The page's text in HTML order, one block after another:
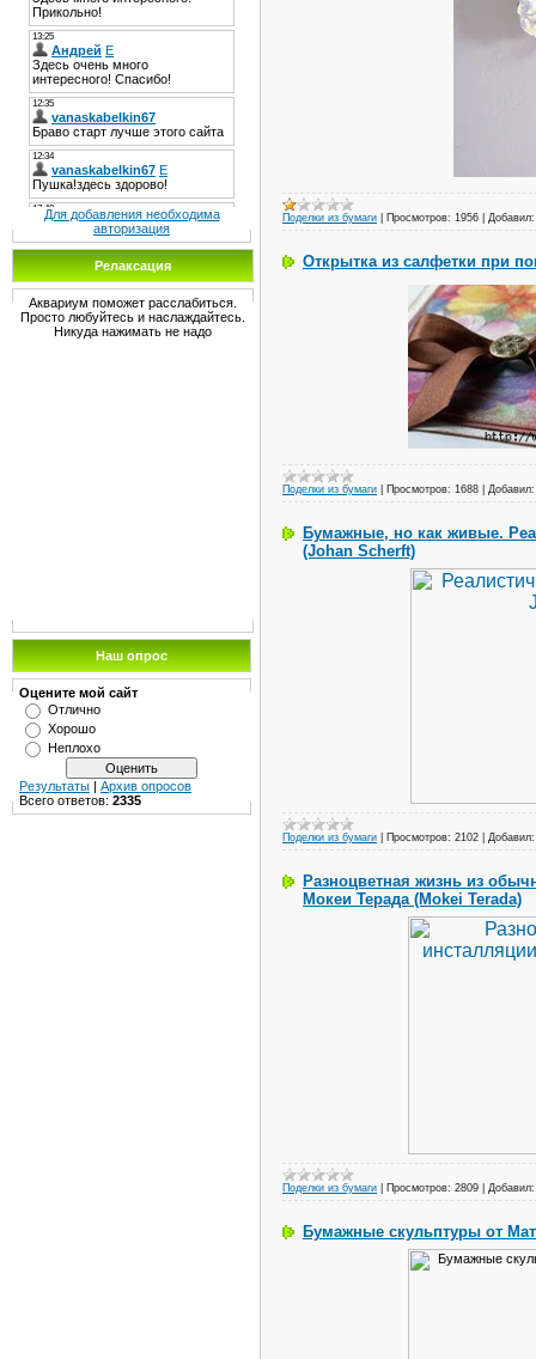
Для добавления необходима
авторизация
Релаксация
Аквариум поможет расслабиться.
Просто любуйтесь и наслаждайтесь.
Никуда нажимать не надо
Наш опрос
Оцените мой сайт
Отлично
Хорошо
Неплохо
Результаты | Архив опросов
Всего ответов: 2335
Поделки из бумаги Просмотров: 1956 Добавил:
Открытка из салфетки при
Поделки из бумаги Просмотров: 1688 Добавил:
Бумажные, но как живые.
(Johan Scherft)
Поделки из бумаги Просмотров: 2102 Добавил:
Разноцветная жизнь из
Мокеи Терада (Mokei Terada)
Поделки из бумаги Просмотров: 2809 Добавил:
Бумажные скульптуры от